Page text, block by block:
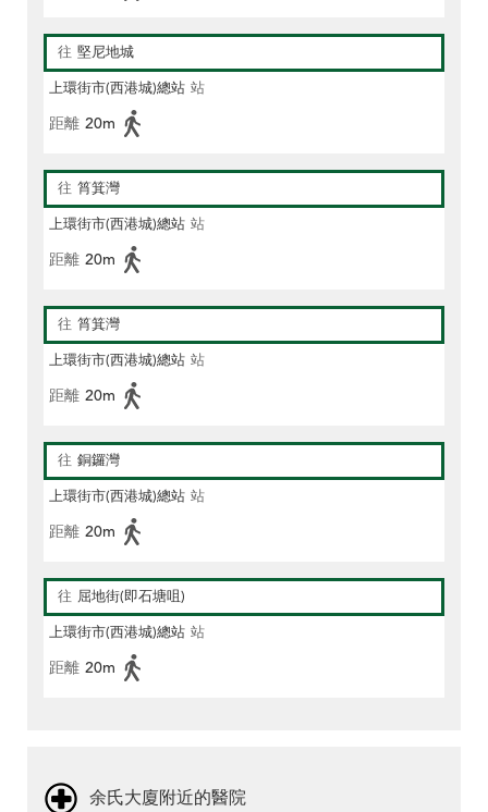
往 堅尼地城
上環街市(西港城)總站 站
距離 20m
往 筲箕灣
上環街市(西港城)總站 站
距離 20m
往 筲箕灣
上環街市(西港城)總站 站
距離 20m
往 銅鑼灣
上環街市(西港城)總站 站
距離 20m
往 屈地街(即石塘咀)
上環街市(西港城)總站 站
距離 20m
余氏大廈附近的醫院